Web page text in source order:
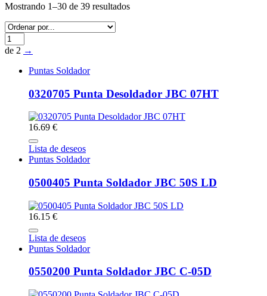
Mostrando 1–30 de 39 resultados
de 2 →
Puntas Soldador
0320705 Punta Desoldador JBC 07HT
16.69 €
Lista de deseos
Puntas Soldador
0500405 Punta Soldador JBC 50S LD
16.15 €
Lista de deseos
Puntas Soldador
0550200 Punta Soldador JBC C-05D